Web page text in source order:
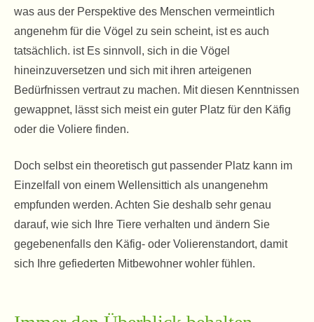
was aus der Perspektive des Menschen vermeintlich
angenehm für die Vögel zu sein scheint, ist es auch
tatsächlich. ist Es sinnvoll, sich in die Vögel
hineinzuversetzen und sich mit ihren arteigenen
Bedürfnissen vertraut zu machen. Mit diesen Kenntnissen
gewappnet, lässt sich meist ein guter Platz für den Käfig
oder die Voliere finden.
Doch selbst ein theoretisch gut passender Platz kann im
Einzelfall von einem Wellensittich als unangenehm
empfunden werden. Achten Sie deshalb sehr genau
darauf, wie sich Ihre Tiere verhalten und ändern Sie
gegebenenfalls den Käfig- oder Volierenstandort, damit
sich Ihre gefiederten Mitbewohner wohler fühlen.